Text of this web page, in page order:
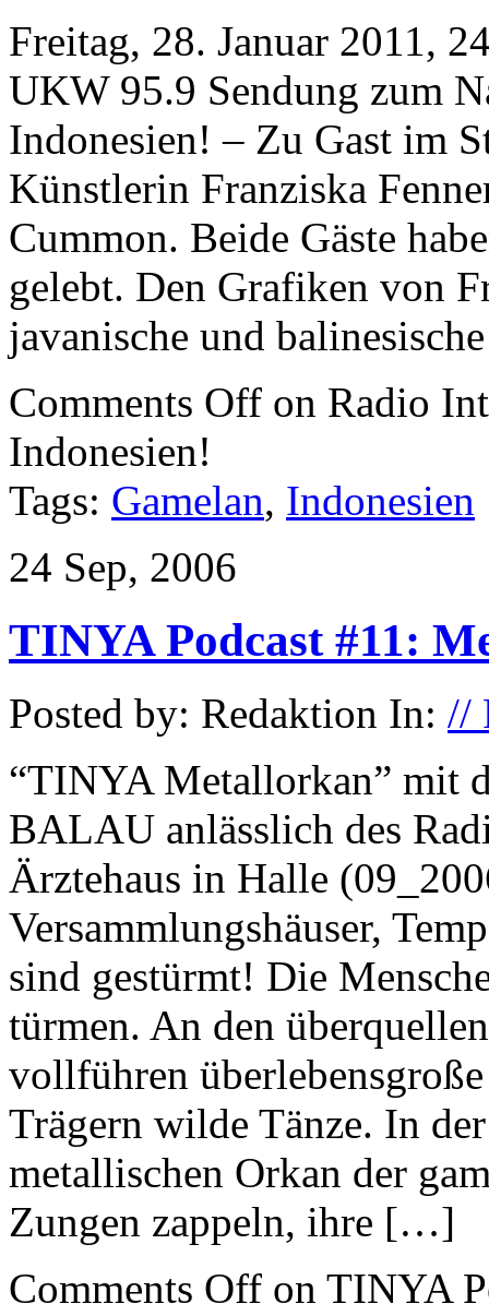
Freitag, 28. Januar 2011,
UKW 95.9 Sendung zum
Indonesien! – Zu Gast im
Künstlerin Franziska
Cummon. Beide Gäste
gelebt. Den Grafiken von
javanische und
Comments Off on Radio
Indonesien!
Tags: Gamelan, Indonesien
24 Sep, 2006
TINYA Podcast #11:
Posted by: Redaktion In: //
“TINYA Metallorkan” mit
BALAU anlässlich des
Ärztehaus in Halle
Versammlungshäuser,
sind gestürmt! Die
türmen. An den
vollführen
Trägern wilde Tänze. In
metallischen Orkan der
Zungen zappeln, ihre […]
Comments Off on TINYA